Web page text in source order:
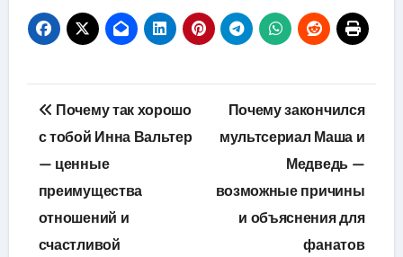
Навигация
по
записям
Почему так хорошо
с тобой Инна Вальтер
— ценные
преимущества
отношений и
счастливой
Почему закончился
мультсериал Маша и
Медведь —
возможные причины
и объяснения для
фанатов